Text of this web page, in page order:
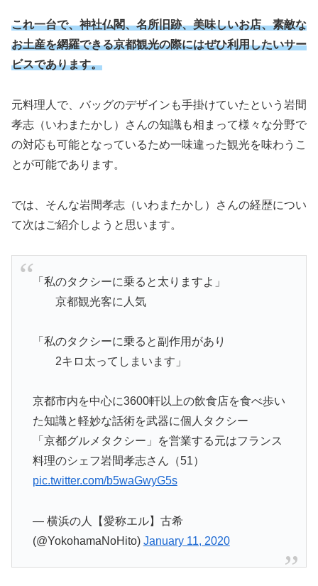
これ一台で、神社仏閣、名所旧跡、美味しいお店、素敵な
お土産を網羅できる京都観光の際にはぜひ利用したいサー
ビスであります。
元料理人で、バッグのデザインも手掛けていたという岩間
孝志（いわまたかし）さんの知識も相まって様々な分野で
の対応も可能となっているため一味違った観光を味わうこ
とが可能であります。
では、そんな岩間孝志（いわまたかし）さんの経歴につい
て次はご紹介しようと思います。
「私のタクシーに乗ると太りますよ」
京都観光客に人気
「私のタクシーに乗ると副作用があり
2キロ太ってしまいます」
京都市内を中心に3600軒以上の飲食店を食べ歩い
た知識と軽妙な話術を武器に個人タクシー
「京都グルメタクシー」を営業する元はフランス
料理のシェフ岩間孝志さん（51）
pic.twitter.com/b5waGwyG5s
— 横浜の人【愛称エル】古希
(@YokohamaNoHito) January 11, 2020